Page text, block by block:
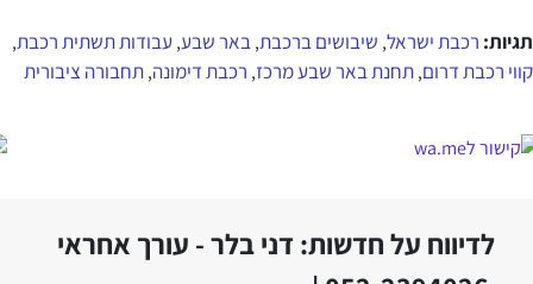
תגיות: רכבת ישראל, שיבושים ברכבת,באר שבע, עבודות תשתית רכבת,
קווי רכבת דרום,תחנת באר שבע מרכז, רכבת דימונה,תחבורה ציבורית
לדיווח על חדשות: דני בלר - עורך אחראי